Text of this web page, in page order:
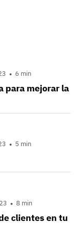
6 min
para mejorar la
5 min
8 min
clientes en tu